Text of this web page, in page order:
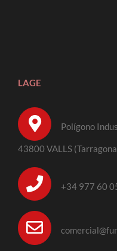
LAGE
Polígono
43800 VALLS
+34 977 60